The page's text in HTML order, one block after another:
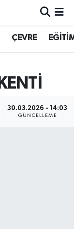
ÇEVRE
30.03.2026 - 14:03
GÜNCELLEME